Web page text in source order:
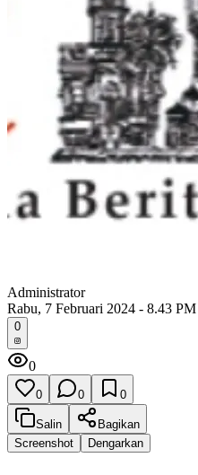
Administrator
Rabu, 7 Februari 2024 - 8.43
0
0
0 0 0
Salin
Bagikan
Screenshot
Dengarkan